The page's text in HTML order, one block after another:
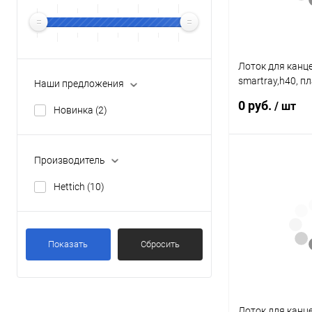
Наши предложения
Новинка (2)
Производитель
Hettich (10)
Показать Сбросить
Лоток для
smartray,h40,
0 руб. / шт